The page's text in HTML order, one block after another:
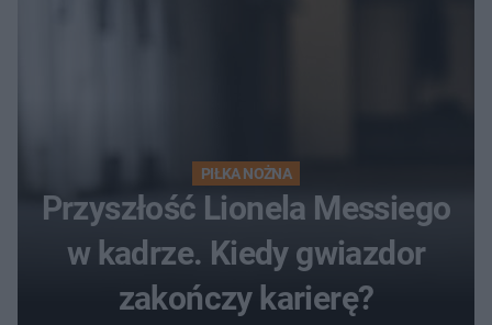
PIŁKA NOŻNA
Przyszłość Lionela Messiego
w kadrze. Kiedy gwiazdor
zakończy karierę?